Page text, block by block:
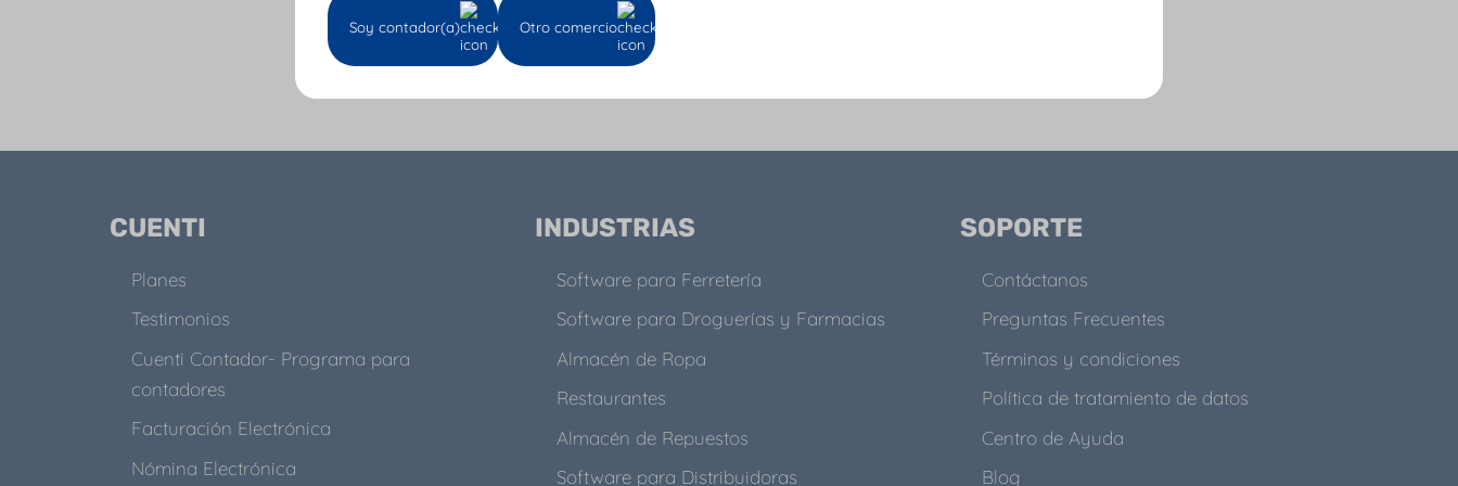
Tu opinión nos importa: califica AQUÍ
CUENTI
Planes
Testimonios
Cuenti Contador- Programa para
contadores
Facturación Electrónica
Nómina Electrónica
INDUSTRIAS
Software para Ferretería
Software para Droguerías y Farmacias
Almacén de Ropa
Restaurantes
Almacén de Repuestos
Software para Distribuidoras
SOPORTE
Contáctanos
Preguntas Frecuentes
Términos y condiciones
Política de tratamiento de datos
Centro de Ayuda
Blog
Soy contador(a) Otro comercio